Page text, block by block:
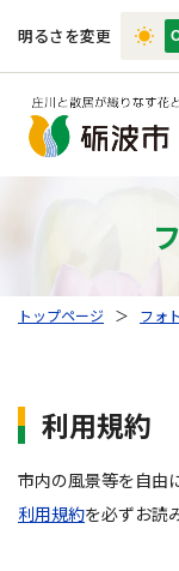
明るさを変更
トップページ ＞ フォ
利用規約
市内の風景等を自由
利用規約を必ずお読